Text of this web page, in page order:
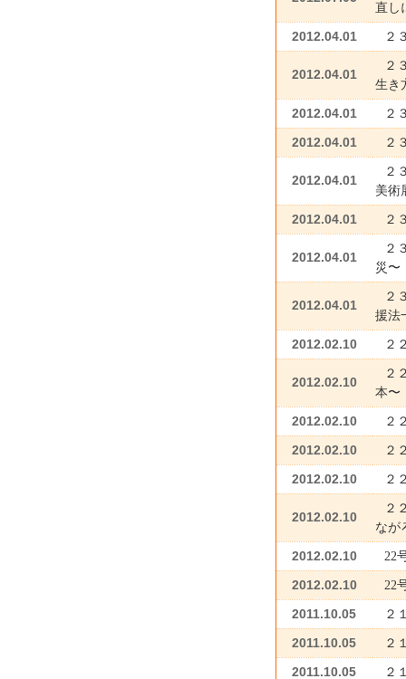
直し
2012.04.01 ２
2012.04.01
２
生き
2012.04.01 ２
2012.04.01 ２
2012.04.01
２
美術
2012.04.01 ２
2012.04.01
２
災〜
2012.04.01
２
援法
2012.02.10 ２
2012.02.10
２
本〜
2012.02.10 ２
2012.02.10 ２
2012.02.10 ２
2012.02.10
２
なが
2012.02.10 22
2012.02.10 22
2011.10.05 ２
2011.10.05 ２
2011.10.05 ２